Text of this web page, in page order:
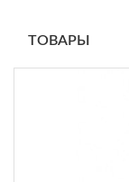
ТОВАРЫ